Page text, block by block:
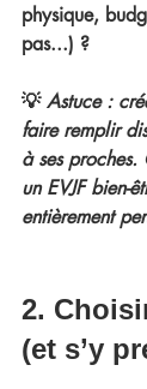
physique,
pas...) ?
💡 Astuce :
faire remplir
à ses
un EVJF bien-
entièrement
2.
(et s’y